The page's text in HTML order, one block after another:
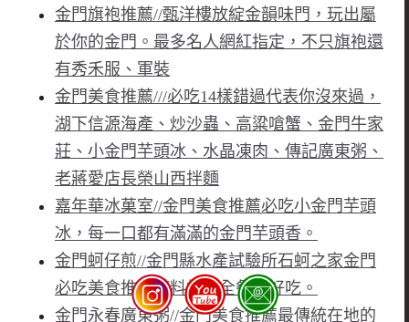
金門旗袍推薦//甄洋樓放綻金韻味門，玩出屬
於你的金門。最多名人網紅指定，不只旗袍還
有秀禾服、軍裝
金門美食推薦///必吃14樣錯過代表你沒來過，
湖下信源海產、炒沙蟲、高粱嗆蟹、金門牛家
莊、小金門芋頭冰、水晶凍肉、傳記廣東粥、
老蔣愛店長榮山西拌麵
嘉年華冰菓室//金門美食推薦必吃小金門芋頭
冰，每一口都有滿滿的金門芋頭香。
金門蚵仔煎//金門縣水產試驗所石蚵之家金門
必吃美食推薦滿料蚵仔全餐好好吃。
金門永春廣東粥//金門美食推薦最傳統在地的